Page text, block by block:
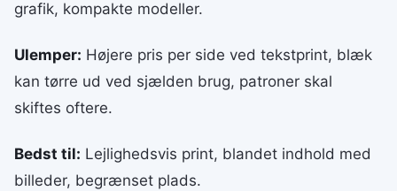
grafik, kompakte modeller.
Ulemper: Højere pris per side ved tekstprint, blæk
kan tørre ud ved sjælden brug, patroner skal
skiftes oftere.
Bedst til: Lejlighedsvis print, blandet indhold med
billeder, begrænset plads.